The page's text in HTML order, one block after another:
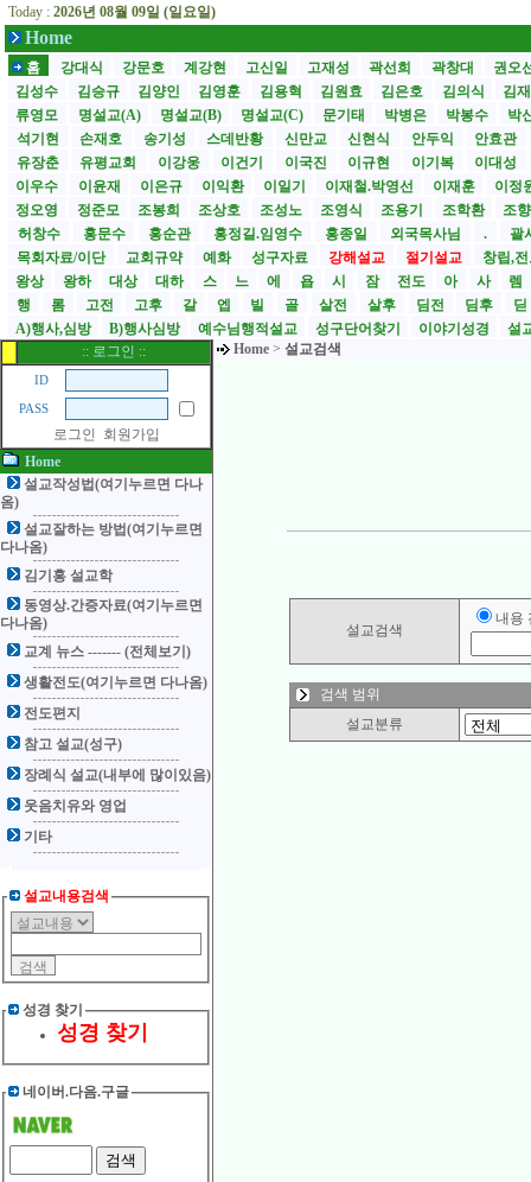
Today : 2026년 08월 09일 (일요일)
Home
홈 강대식 강문호 계강현 고신일 고재성 곽선희 곽창대
권오
김성수
김승규 김양인 김영훈 김용혁 김원효 김은호 김의식
김
류영모
명설교(A) 명설교(B) 명설교(C) 문기태 박병은 박봉수
박
석기현
손재호 송기성 스데반황 신만교 신현식 안두익
안효관
유장춘
유평교회 이강웅 이건기 이국진 이규현 이기복
이대성
이우수
이윤재 이은규 이익환 이일기 이재철.박영선 이재훈
이정
정오영
정준모 조봉희 조상호 조성노 조영식 조용기 조학환
조
허창수
홍문수 홍순관 홍정길.임영수 홍종일 외국목사님 .
괄
목회자료/이단
교회규약 예화 성구자료 강해설교 절기설교
창립,
왕상
왕하 대상 대하 스 느 에 욥 시 잠 전도 아 사
렘
행
롬 고전 고후 갈 엡 빌 골 살전 살후 딤전 딤후
딛
A)행사,심방
B)행사심방 예수님행적설교 성구단어찾기 이야기성경
설
:: 로그인 ::
ID
PASS
로그인
회원가입
Home
설교작성법(여기누르면 다나
옴)
설교잘하는 방법(여기누르면
다나옴)
김기홍 설교학
동영상.간증자료(여기누르면
다나옴)
교계 뉴스 ------- (전체보기)
생활전도(여기누르면 다나옴)
전도편지
참고 설교(성구)
장례식 설교(내부에 많이있음)
웃음치유와 영업
기타
설교내용검색
성경 찾기
성경 찾기
네이버.다음.구글
Home > 설교검색
설교검색
내용
검색 범위
설교분류